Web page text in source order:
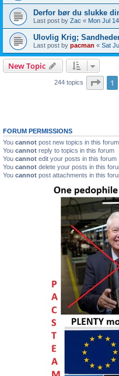
Derfor bør du slukke
Last post by Zac « Mon Jul
Ulovlig Krig;
Last post by pacman « Sat
New Topic
244 topics Page
1
FORUM PERMISSIONS
You cannot post new topics in this forum
You cannot reply to topics in this forum
You cannot edit your posts in this forum
You cannot delete your posts in this
You cannot post attachments in this